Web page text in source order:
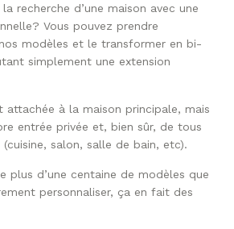
recherche d’une maison avec une
Vous pouvez prendre
modèles et le transformer en bi-
simplement une extension
attachée à la maison principale, mais
entrée privée et, bien sûr, de tous
salon, salle de bain, etc).
plus d’une centaine de modèles que
personnaliser, ça en fait des